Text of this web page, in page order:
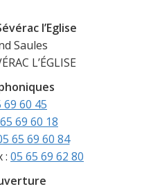
l’Eglise
Saules
L’ÉGLISE
69 60 45
69 60 18
65 69 60 84
: 05 65 69 62 80